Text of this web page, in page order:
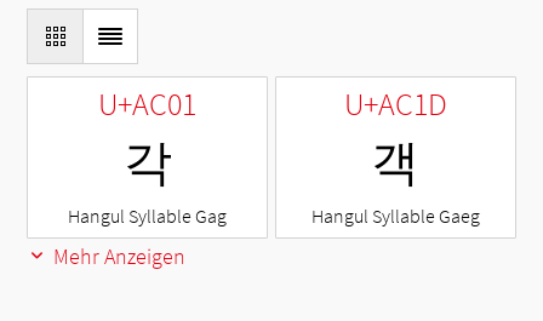
U+AC01
각
Hangul Syllable Gag
U+AC1D
객
Hangul Syllable Gaeg
Mehr Anzeigen